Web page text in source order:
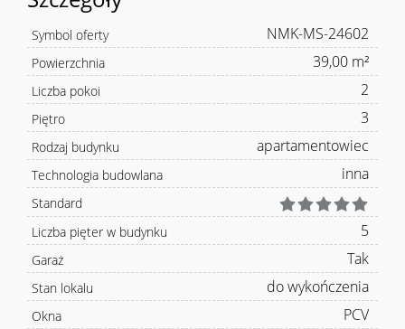
Symbol oferty NMK-MS-24602
Powierzchnia 39,00 m²
Liczba pokoi 2
Piętro 3
Rodzaj budynku apartamentowiec
Technologia budowlana inna
Standard
Liczba pięter w budynku
5
Garaż Tak
Stan lokalu do wykończenia
Okna PCV